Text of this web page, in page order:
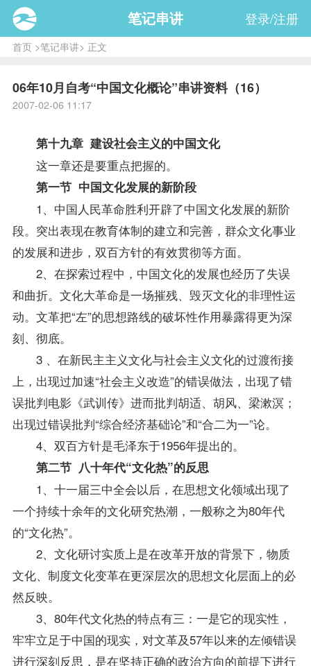
笔记串讲 登录/注册
首页>笔记串讲> 正文
06年10月自考“中国文化概论”串讲资料（16）
2007-02-06 11:17
第十九章 建设社会主义的中国文化
这一章还是要重点把握的。
第一节 中国文化发展的新阶段
1、中国人民革命胜利开辟了中国文化发展的新阶
段。突出表现在教育体制的建立和完善，群众文化事业
的发展和进步，双百方针的有效贯彻等方面。
2、在探索过程中，中国文化的发展也经历了失误
和曲折。文化大革命是一场摧残、毁灭文化的非理性运
动。文革把“左”的思想路线的破坏性作用暴露得更为深
刻、彻底。
3 、在新民主主义文化与社会主义文化的过渡衔接
上，出现过加速“社会主义改造”的错误做法，出现了错
误批判电影《武训传》进而批判胡适、胡风、梁漱溟；
出现过错误批判“综合经济基础论”和“合二为一”论。
4、双百方针是毛泽东于1956年提出的。
第二节 八十年代“文化热”的反思
1、十一届三中全会以后，在思想文化领域出现了
一个持续十余年的文化研究热潮，一般称之为80年代
的“文化热”。
2、文化研讨实质上是在改革开放的背景下，物质
文化、制度文化变革在更深层次的思想文化层面上的必
然反映。
3、80年代文化热的特点有三：一是它的现实性，
牢牢立足于中国的现实，对文革及57年以来的左倾错误
进行深刻反思，是在坚持正确的政治方向的前提下进行